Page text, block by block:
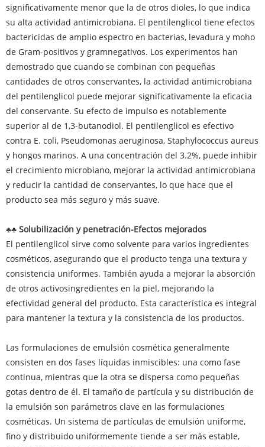
significativamente menor que la de otros dioles, lo que indica
su alta actividad antimicrobiana. El pentilenglicol tiene efectos
bactericidas de amplio espectro en bacterias, levadura y moho
de Gram-positivos y gramnegativos. Los experimentos han
demostrado que cuando se combinan con pequeñas
cantidades de otros conservantes, la actividad antimicrobiana
del pentilenglicol puede mejorar significativamente la eficacia
del conservante. Su efecto de impulso es notablemente
superior al de 1,3-butanodiol. El pentilenglicol es efectivo
contra E. coli, Pseudomonas aeruginosa, Staphylococcus aureus
y hongos marinos. A una concentración del 3.2%, puede inhibir
el crecimiento microbiano, mejorar la actividad antimicrobiana
y reducir la cantidad de conservantes, lo que hace que el
producto sea más seguro y más suave.
♣♣ Solubilización y penetración-Efectos mejorados
El pentilenglicol sirve como solvente para varios ingredientes
cosméticos, asegurando que el producto tenga una textura y
consistencia uniformes. También ayuda a mejorar la absorción
de otros activosingredientes en la piel, mejorando la
efectividad general del producto. Esta característica es integral
para mantener la textura y la consistencia de los productos.
Las formulaciones de emulsión cosmética generalmente
consisten en dos fases líquidas inmiscibles: una como fase
continua, mientras que la otra se dispersa como pequeñas
gotas dentro de él. El tamaño de partícula y su distribución de
la emulsión son parámetros clave en las formulaciones
cosméticas. Un sistema de partículas de emulsión uniforme,
fino y distribuido uniformemente tiende a ser más estable,